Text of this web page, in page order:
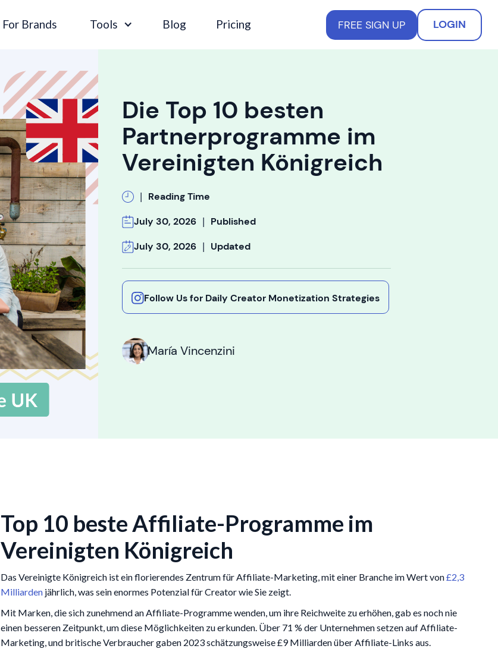
For Brands Tools Blog Pricing FREE SIGN UP LOGIN
Die Top 10 besten
Partnerprogramme im
Vereinigten Königreich
| Reading Time
July 30, 2026 | Published
July 30, 2026 | Updated
Follow Us for Daily Creator Monetization Strategies
María Vincenzini
Top 10 beste Affiliate-Programme im
Vereinigten Königreich
Das Vereinigte Königreich ist ein florierendes Zentrum für Affiliate-Marketing, mit einer Branche im Wert von£2,3
Milliarden jährlich, was sein enormes Potenzial für Creator wie Sie zeigt.
Mit Marken, die sich zunehmend an Affiliate-Programme wenden, um ihre Reichweite zu erhöhen, gab es noch nie
einen besseren Zeitpunkt, um diese Möglichkeiten zu erkunden. Über 71 % der Unternehmen setzen auf Affiliate-
Marketing, und britische Verbraucher gaben 2023 schätzungsweise £9 Milliarden über Affiliate-Links aus.